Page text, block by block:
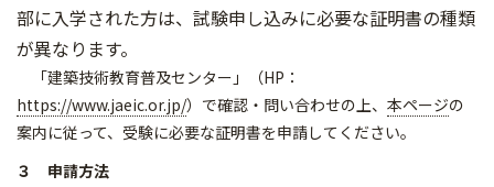
部に入学された方は、試験申し込みに必要な証明書の種類
が異なります。
「建築技術教育普及センター」（HP：
https://www.jaeic.or.jp/）で確認・問い合わせの上、 本ページの
案内に従って、受験に必要な証明書を申請してください。
３ 申請方法